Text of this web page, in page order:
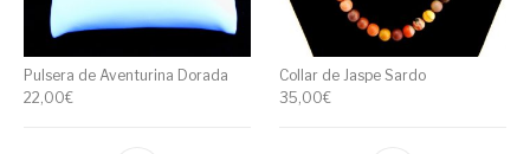
Pulsera de Aventurina Dorada
22,00€
Collar de Jaspe Sardo
35,00€